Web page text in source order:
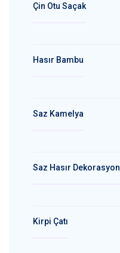
Çin Otu Saçak
Hasır Bambu
Saz Kamelya
Saz Hasır Dekorasyon
Kirpi Çatı